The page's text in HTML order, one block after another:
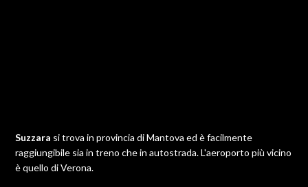
Suzzara si trova in provincia di Mantova ed è facilmente
raggiungibile sia in treno che in autostrada. L'aeroporto più vicino
è quello di Verona.